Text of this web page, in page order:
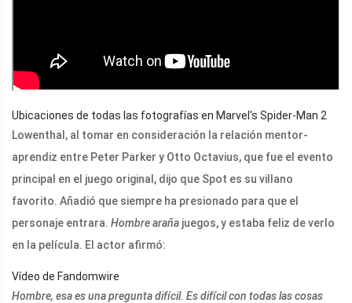
Ubicaciones de todas las fotografías en Marvel's Spider-Man 2
Lowenthal, al tomar en consideración la relación mentor-
aprendiz entre Peter Parker y Otto Octavius, que fue el evento
principal en el juego original, dijo que Spot es su villano
favorito. Añadió que siempre ha presionado para que el
personaje entrara. Hombre araña juegos, y estaba feliz de verlo
en la película. El actor afirmó:
Vídeo de Fandomwire
Hombre, esa es una pregunta difícil. Es difícil con todas las cosas